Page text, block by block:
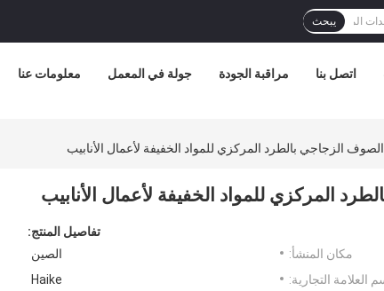
يبحث
معلومات عنا جولة في المعمل مراقبة الجودة اتصل بنا
الزجاجي بالطرد المركزي للمواد الخفيفة لأعمال الأنابيب
المركزي للمواد الخفيفة لأعمال الأنابيب
تفاصيل المنتج:
مكان المنشأ:
الصين
العلامة التجارية:
Haike